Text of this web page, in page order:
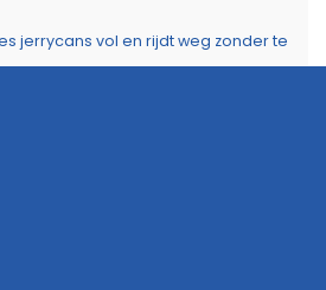
jerrycans vol en rijdt weg zonder te